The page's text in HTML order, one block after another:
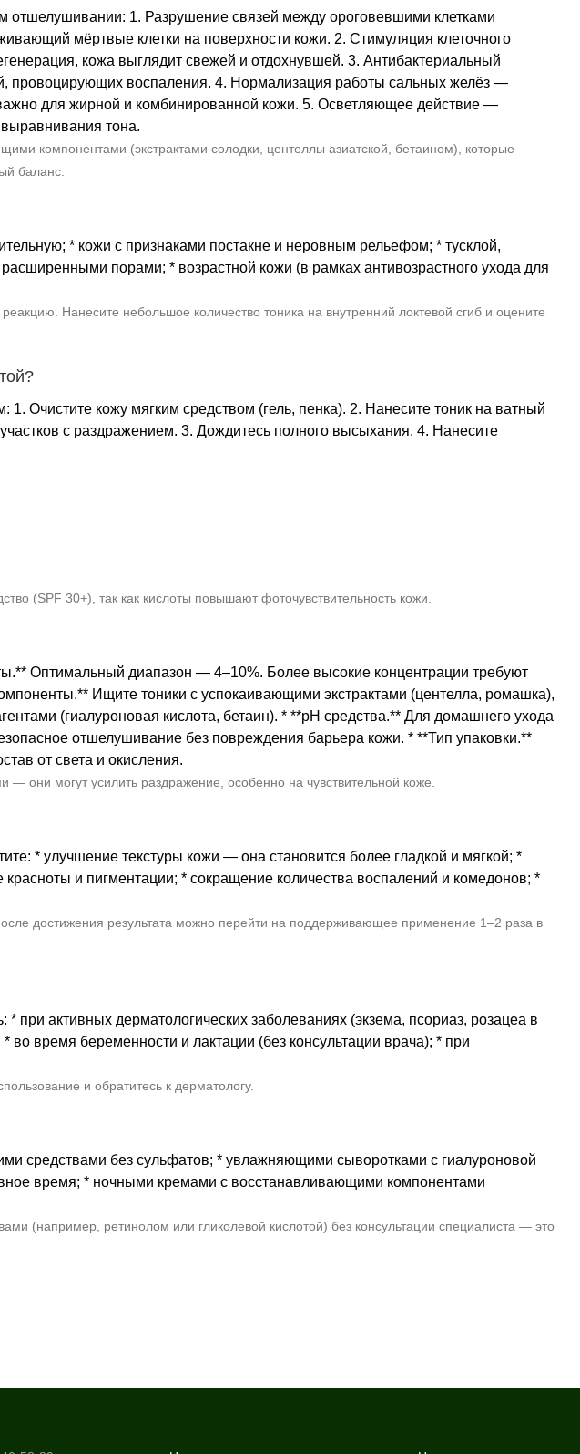
отшелушивании: 1. Разрушение связей между ороговевшими клетками
мёртвые клетки на поверхности кожи. 2. Стимуляция клеточного
кожа выглядит свежей и отдохнувшей. 3. Антибактериальный
провоцирующих воспаления. 4. Нормализация работы сальных желёз —
для жирной и комбинированной кожи. 5. Осветляющее действие —
тона.
компонентами (экстрактами солодки, центеллы азиатской, бетаином), которые
баланс.
* кожи с признаками постакне и неровным рельефом; * тусклой,
порами; * возрастной кожи (в рамках антивозрастного ухода для
Нанесите небольшое количество тоника на внутренний локтевой сгиб и оцените
Очистите кожу мягким средством (гель, пенка). 2. Нанесите тоник на ватный
участков с раздражением. 3. Дождитесь полного высыхания. 4. Нанесите
(SPF 30+), так как кислоты повышают фоточувствительность кожи.
Оптимальный диапазон — 4–10%. Более высокие концентрации требуют
Ищите тоники с успокаивающими экстрактами (центелла, ромашка),
(гиалуроновая кислота, бетаин). * **pH средства.** Для домашнего ухода
отшелушивание без повреждения барьера кожи. * **Тип упаковки.**
от света и окисления.
они могут усилить раздражение, особенно на чувствительной коже.
* улучшение текстуры кожи — она становится более гладкой и мягкой; *
и пигментации; * сокращение количества воспалений и комедонов; *
достижения результата можно перейти на поддерживающее применение 1–2 раза в
при активных дерматологических заболеваниях (экзема, псориаз, розацеа в
время беременности и лактации (без консультации врача); * при
и обратитесь к дерматологу.
средствами без сульфатов; * увлажняющими сыворотками с гиалуроновой
время; * ночными кремами с восстанавливающими компонентами
(например, ретинолом или гликолевой кислотой) без консультации специалиста — это
консультации